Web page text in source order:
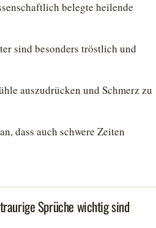
belegte heilende
sind besonders tröstlich und
auszudrücken und Schmerz zu
dass auch schwere Zeiten
Sprüche wichtig sind